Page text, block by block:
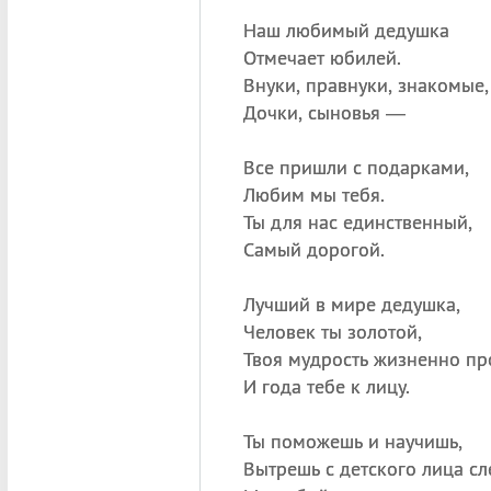
Наш любимый дедушка
Отмечает юбилей.
Внуки, правнуки, знакомые,
Дочки, сыновья —
Все пришли с подарками,
Любим мы тебя.
Ты для нас единственный,
Самый дорогой.
Лучший в мире дедушка,
Человек ты золотой,
Твоя мудрость жизненно
И года тебе к лицу.
Ты поможешь и научишь,
Вытрешь с детского лица